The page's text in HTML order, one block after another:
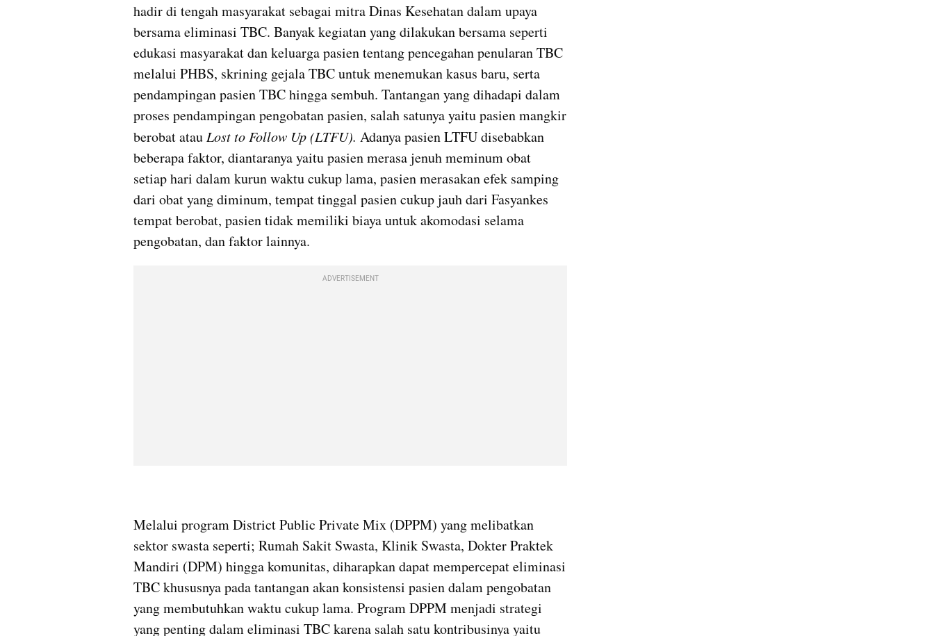
hadir di tengah masyarakat sebagai mitra Dinas Kesehatan dalam upaya
bersama eliminasi TBC. Banyak kegiatan yang dilakukan bersama seperti
edukasi masyarakat dan keluarga pasien tentang pencegahan penularan TBC
melalui PHBS, skrining gejala TBC untuk menemukan kasus baru, serta
pendampingan pasien TBC hingga sembuh. Tantangan yang dihadapi dalam
proses pendampingan pengobatan pasien, salah satunya yaitu pasien mangkir
berobat atau Lost to Follow Up (LTFU). Adanya pasien LTFU disebabkan
beberapa faktor, diantaranya yaitu pasien merasa jenuh meminum obat
setiap hari dalam kurun waktu cukup lama, pasien merasakan efek samping
dari obat yang diminum, tempat tinggal pasien cukup jauh dari Fasyankes
tempat berobat, pasien tidak memiliki biaya untuk akomodasi selama
pengobatan, dan faktor lainnya.
ADVERTISEMENT
Melalui program District Public Private Mix (DPPM) yang melibatkan
sektor swasta seperti; Rumah Sakit Swasta, Klinik Swasta, Dokter Praktek
Mandiri (DPM) hingga komunitas, diharapkan dapat mempercepat eliminasi
TBC khususnya pada tantangan akan konsistensi pasien dalam pengobatan
yang membutuhkan waktu cukup lama. Program DPPM menjadi strategi
yang penting dalam eliminasi TBC karena salah satu kontribusinya yaitu